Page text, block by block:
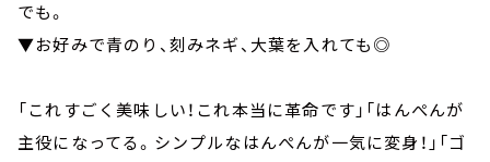
でも。
▼お好みで青のり、刻みネギ、大葉を入れても◎
「これすごく美味しい！これ本当に革命です」「はんぺんが
主役になってる。シンプルなはんぺんが一気に変身！」「ゴ